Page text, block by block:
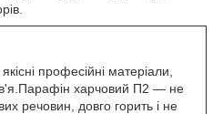
професійні матеріали,
харчовий П2 — не
речовин, довго горить і не